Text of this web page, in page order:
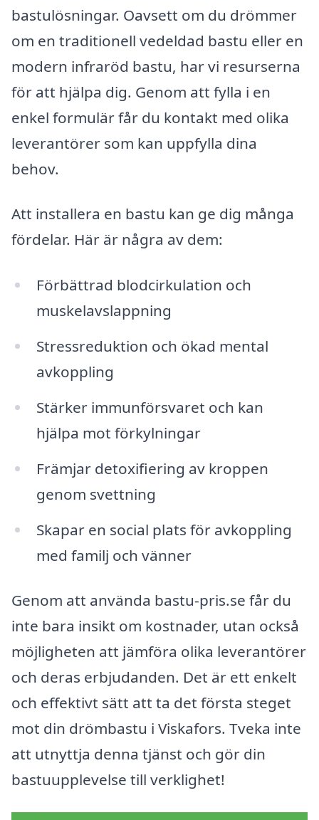
bastulösningar. Oavsett om du drömmer
om en traditionell vedeldad bastu eller en
modern infraröd bastu, har vi resurserna
för att hjälpa dig. Genom att fylla i en
enkel formulär får du kontakt med olika
leverantörer som kan uppfylla dina
behov.
Att installera en bastu kan ge dig många
fördelar. Här är några av dem:
Förbättrad blodcirkulation och
muskelavslappning
Stressreduktion och ökad mental
avkoppling
Stärker immunförsvaret och kan
hjälpa mot förkylningar
Främjar detoxifiering av kroppen
genom svettning
Skapar en social plats för avkoppling
med familj och vänner
Genom att använda bastu-pris.se får du
inte bara insikt om kostnader, utan också
möjligheten att jämföra olika leverantörer
och deras erbjudanden. Det är ett enkelt
och effektivt sätt att ta det första steget
mot din drömbastu i Viskafors. Tveka inte
att utnyttja denna tjänst och gör din
bastuupplevelse till verklighet!